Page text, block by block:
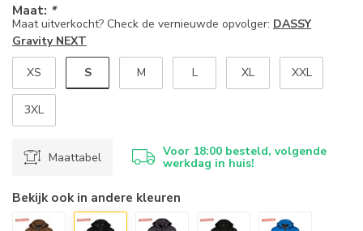
Maat uitverkocht? Check de vernieuwde opvolger: DASSY
Gravity NEXT
Maat: *
XS S M L XL XXL
3XL
Maattabel Voor 18:00 besteld, volgende
werkdag in huis!
Bekijk ook in andere kleuren